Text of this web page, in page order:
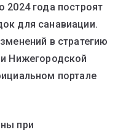
2024 года построят
для санавиации.
в стратегию
Нижегородской
портале
при